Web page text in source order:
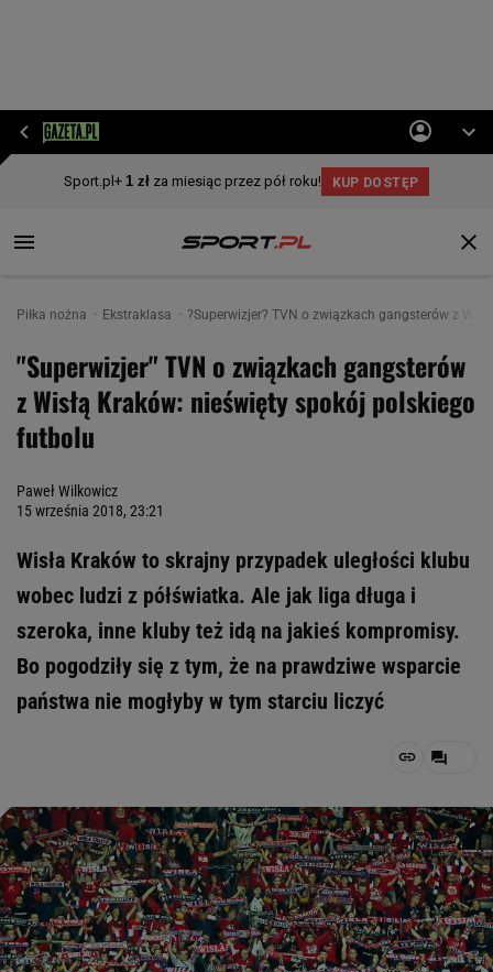
Piłka nożna Ekstraklasa ?Superwizjer? TVN o związkach gangsterów z
"Superwizjer" TVN o związkach gangsterów
z Wisłą Kraków: nieświęty spokój polskiego
futbolu
Paweł Wilkowicz
15 września 2018, 23:21
Wisła Kraków to skrajny przypadek uległości klubu
wobec ludzi z półświatka. Ale jak liga długa i
szeroka, inne kluby też idą na jakieś kompromisy.
Bo pogodziły się z tym, że na prawdziwe wsparcie
państwa nie mogłyby w tym starciu liczyć